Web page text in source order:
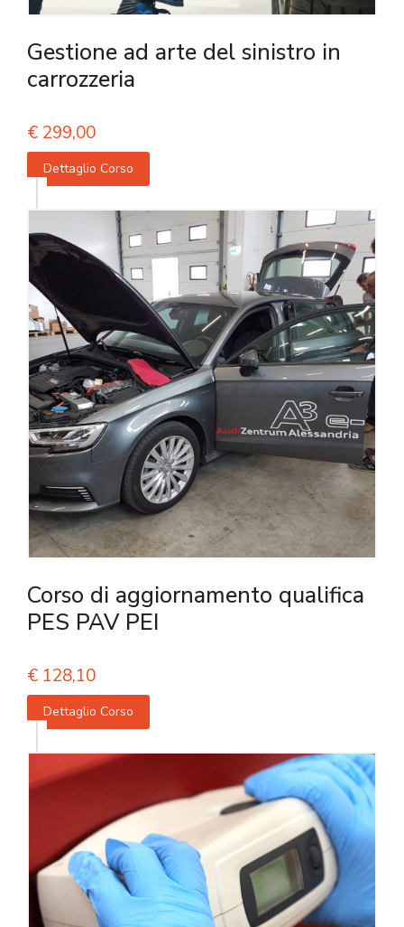
Gestione ad arte del sinistro in
carrozzeria
€ 299,00
Dettaglio Corso
Corso di aggiornamento qualifica
PES PAV PEI
€ 128,10
Dettaglio Corso